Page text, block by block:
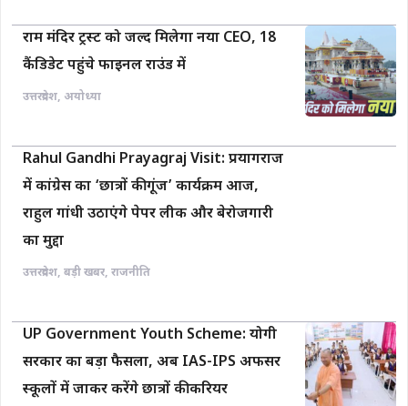
राम मंदिर ट्रस्ट को जल्द मिलेगा नया CEO, 18
कैंडिडेट पहुंचे फाइनल राउंड में
उत्तरप्रदेश, अयोध्या
Rahul Gandhi Prayagraj Visit: प्रयागराज
में कांग्रेस का ‘छात्रों की गूंज’ कार्यक्रम आज,
राहुल गांधी उठाएंगे पेपर लीक और बेरोजगारी
का मुद्दा
उत्तरप्रदेश, बड़ी खबर, राजनीति
UP Government Youth Scheme: योगी
सरकार का बड़ा फैसला, अब IAS-IPS अफसर
स्कूलों में जाकर करेंगे छात्रों की करियर